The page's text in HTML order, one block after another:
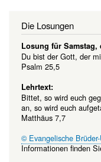
Die Losungen
Losung für Samstag,
Du bist der Gott, der
Psalm 25,5
Lehrtext:
Bittet, so wird euch
an, so wird euch
Matthäus 7,7
© Evangelische
Informationen finden